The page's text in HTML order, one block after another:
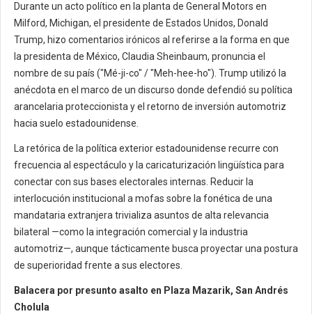
Durante un acto político en la planta de General Motors en
Milford, Michigan, el presidente de Estados Unidos, Donald
Trump, hizo comentarios irónicos al referirse a la forma en que
la presidenta de México, Claudia Sheinbaum, pronuncia el
nombre de su país ("Mé-ji-co" / "Meh-hee-ho"). Trump utilizó la
anécdota en el marco de un discurso donde defendió su política
arancelaria proteccionista y el retorno de inversión automotriz
hacia suelo estadounidense.
La retórica de la política exterior estadounidense recurre con
frecuencia al espectáculo y la caricaturización lingüística para
conectar con sus bases electorales internas. Reducir la
interlocución institucional a mofas sobre la fonética de una
mandataria extranjera trivializa asuntos de alta relevancia
bilateral —como la integración comercial y la industria
automotriz—, aunque tácticamente busca proyectar una postura
de superioridad frente a sus electores.
Balacera por presunto asalto en Plaza Mazarik, San Andrés
Cholula